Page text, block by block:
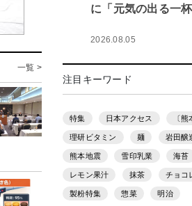
一覧 >
に「元気の出る一杯
2026.08.05
注目キーワード
特集 日本アクセス 〔
理研ビタミン 麺 岩田醸
熊本地震 雪印乳業 海苔
レモン果汁 抹茶 チョコ
製粉特集 惣菜 明治